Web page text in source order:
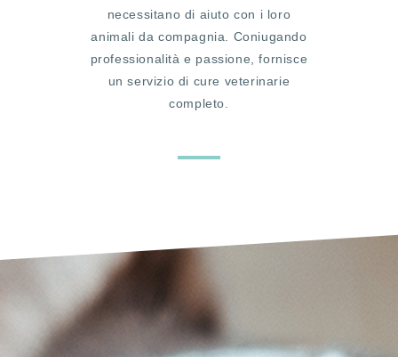
necessitano di aiuto con i loro
animali da compagnia. Coniugando
professionalità e passione, fornisce
un servizio di cure veterinarie
completo.